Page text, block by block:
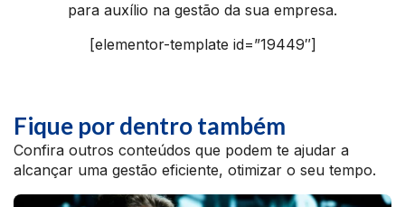
para auxílio na gestão da sua empresa.
[elementor-template id=”19449″]
Fique por dentro também
Confira outros conteúdos que podem te ajudar a
alcançar uma gestão eficiente, otimizar o seu tempo.